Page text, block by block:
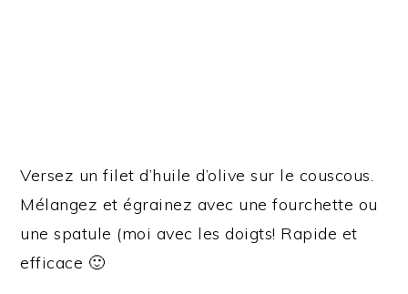
Versez un filet d’huile d’olive sur le couscous.
Mélangez et égrainez avec une fourchette ou
une spatule (moi avec les doigts! Rapide et
efficace 🙂